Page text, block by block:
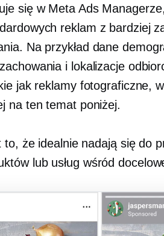
się w Meta Ads
reklam z bardziej
Na przykład dane
i lokalizacje
jak reklamy fotograficzne,
na ten temat poniżej.
że idealnie nadają się do
lub usług wśród